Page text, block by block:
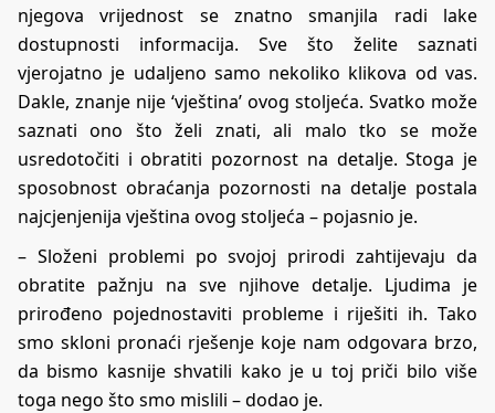
njegova vrijednost se znatno smanjila radi lake
dostupnosti informacija. Sve što želite saznati
vjerojatno je udaljeno samo nekoliko klikova od vas.
Dakle, znanje nije ‘vještina’ ovog stoljeća. Svatko može
saznati ono što želi znati, ali malo tko se može
usredotočiti i obratiti pozornost na detalje. Stoga je
sposobnost obraćanja pozornosti na detalje postala
najcjenjenija vještina ovog stoljeća – pojasnio je.
– Složeni problemi po svojoj prirodi zahtijevaju da
obratite pažnju na sve njihove detalje. Ljudima je
prirođeno pojednostaviti probleme i riješiti ih. Tako
smo skloni pronaći rješenje koje nam odgovara brzo,
da bismo kasnije shvatili kako je u toj priči bilo više
toga nego što smo mislili – dodao je.